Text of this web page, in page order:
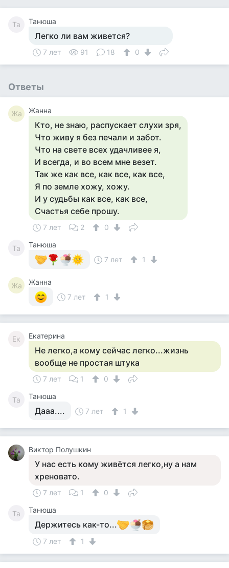
Та Танюша
Легко ли вам живется?
7 лет 91 18 0
Ответы
Жа Жанна
Кто, не знаю, распускает слухи зря,
Что живу я без печали и забот.
Что на свете всех удачливее я,
И всегда, и во всем мне везет.
Так же как все, как все, как все,
Я по земле хожу, хожу.
И у судьбы как все, как все,
Счастья себе прошу.
7 лет 2 0
Та
Танюша
7 лет
1
Жа
Жанна
7 лет
1
Ек Екатерина
Не легко,а кому сейчас легко...жизнь
вообще не простая штука
7 лет 1 0
Та Танюша
Дааа.... 7 лет 1
Виктор Полушкин
У нас есть кому живётся легко,ну а нам
хреновато.
7 лет 1 0
Та Танюша
Держитесь как-то...
7 лет 1